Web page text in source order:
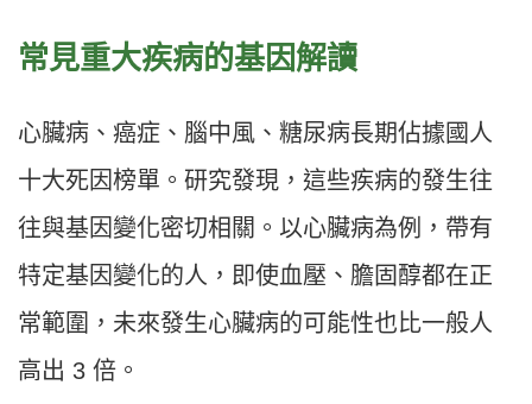
常見重大疾病的基因解讀
心臟病、癌症、腦中風、糖尿病長期佔據國人
十大死因榜單。研究發現，這些疾病的發生往
往與基因變化密切相關。以心臟病為例，帶有
特定基因變化的人，即使血壓、膽固醇都在正
常範圍，未來發生心臟病的可能性也比一般人
高出 3 倍。